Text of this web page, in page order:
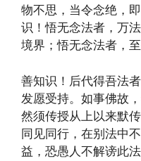
物不思，当令念绝，
识！悟无念法者，万
境界；悟无念法者，至
善知识！后代得吾法
发愿受持。如事佛故
然须传授从上以来默
同见同行，在别法中
益，恐愚人不解谤此